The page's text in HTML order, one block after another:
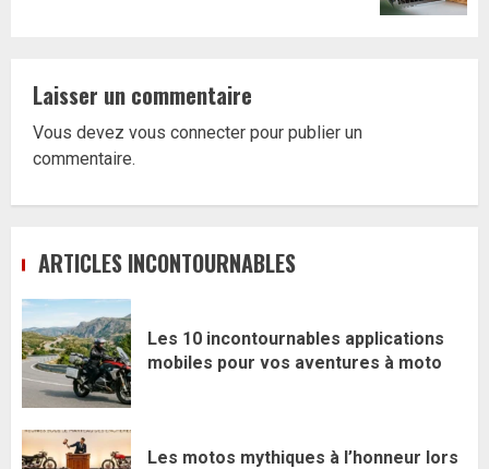
Laisser un commentaire
Vous devez vous connecter pour publier un
commentaire.
ARTICLES INCONTOURNABLES
Les 10 incontournables applications
mobiles pour vos aventures à moto
Les motos mythiques à l’honneur lors